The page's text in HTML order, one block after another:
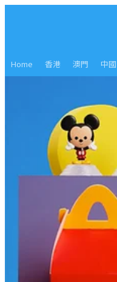
Home 香港 澳門 中國